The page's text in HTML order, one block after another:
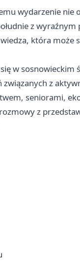
wydarzenie nie
z
która może
w
z
seniorami,
z